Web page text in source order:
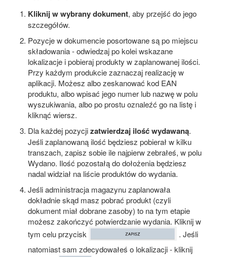
Kliknij w wybrany dokument, aby przejść do jego
szczegółów.
Pozycje w dokumencie posortowane są po miejscu
składowania - odwiedzaj po kolei wskazane
lokalizacje i pobieraj produkty w zaplanowanej ilości.
Przy każdym produkcie zaznaczaj realizację w
aplikacji. Możesz albo zeskanować kod EAN
produktu, albo wpisać jego numer lub nazwę w polu
wyszukiwania, albo po prostu oznaleźć go na listę i
kliknąć wiersz.
Dla każdej pozycjizatwierdzaj ilość wydawaną.
Jeśli zaplanowaną ilość będziesz pobierał w kilku
transzach, zapisz sobie ile najpierw zebrałeś, w polu
Wydano. Ilość pozostałą do dołożenia będziesz
nadal widział na liście produktów do wydania.
Jeśli administracja magazynu zaplanowała
dokładnie skąd masz pobrać produkt (czyli
dokument miał dobrane zasoby) to na tym etapie
możesz zakończyć potwierdzanie wydania. Kliknij w
tym celu przycisk
. Jeśli
natomiast sam zdecydowałeś o lokalizacji - kliknij